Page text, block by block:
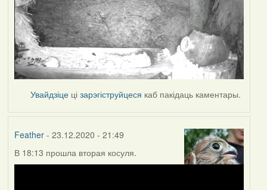
Увайдзіце цізарэгіструйцеся каб пакідаць каментары.
Feather- 23.12.2020 - 21:49
В 18:13 прошла вторая косуля.